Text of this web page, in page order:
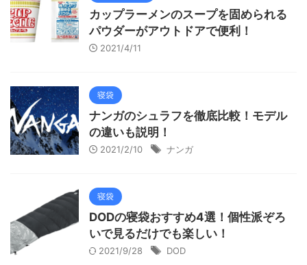
カップラーメンのスープを固められる
パウダーがアウトドアで便利！
2021/4/11
寝袋
ナンガのシュラフを徹底比較！モデル
の違いも説明！
2021/2/10 ナンガ
寝袋
DODの寝袋おすすめ4選！個性派ぞろ
いで見るだけでも楽しい！
2021/9/28 DOD